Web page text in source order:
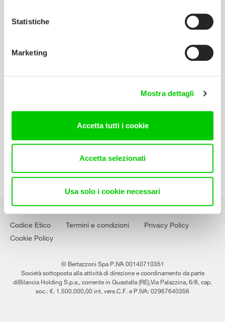
Statistiche
Marketing
Mostra dettagli
Accetta tutti i cookie
Accetta selezionati
Usa solo i cookie necessari
Scarica il catalogo
Manuali d’istruzione
Lavora con noi
Codice Etico Termini e condizioni
Privacy Policy
Cookie Policy
© Bertazzoni Spa P.IVA 00140710351
Società sottoposta alla attività di direzione e coordinamento da parte
diBilancia Holding S.p.a., corrente in Guastalla (RE),Via Palazzina, 6/8, cap.
soc.: €. 1.500.000,00 int. vers.C.F. e P.IVA: 02967640356